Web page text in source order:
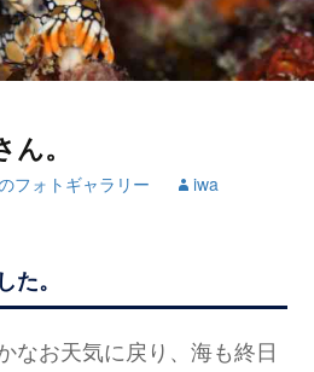
。
フォトギャラリー iwa
。
なお天気に戻り、海も終日